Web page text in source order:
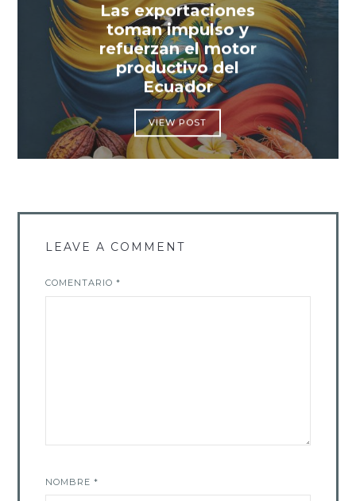
Las exportaciones
toman impulso y
refuerzan el motor
productivo del
Ecuador
VIEW POST
LEAVE A COMMENT
COMENTARIO*
NOMBRE*